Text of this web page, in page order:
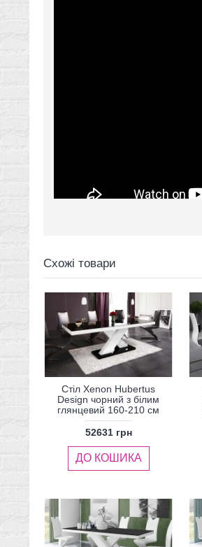
Схожі товари
Стіл Xenon Hubertus
Design чорний з білим
глянцевий 160-210 см
52631 грн
ДО КОШИКА